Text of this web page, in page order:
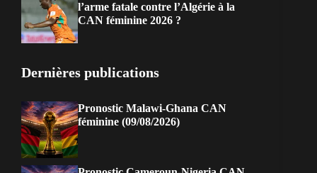
l’arme fatale contre l’Algérie à la
CAN féminine 2026 ?
Dernières publications
Pronostic Malawi-Ghana CAN
féminine (09/08/2026)